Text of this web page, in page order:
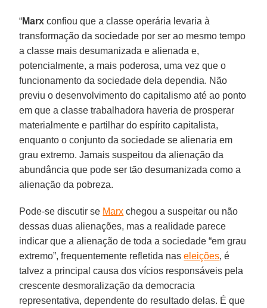
“Marx confiou que a classe operária levaria à
transformação da sociedade por ser ao mesmo tempo
a classe mais desumanizada e alienada e,
potencialmente, a mais poderosa, uma vez que o
funcionamento da sociedade dela dependia. Não
previu o desenvolvimento do capitalismo até ao ponto
em que a classe trabalhadora haveria de prosperar
materialmente e partilhar do espírito capitalista,
enquanto o conjunto da sociedade se alienaria em
grau extremo. Jamais suspeitou da alienação da
abundância que pode ser tão desumanizada como a
alienação da pobreza.
Pode-se discutir se Marx chegou a suspeitar ou não
dessas duas alienações, mas a realidade parece
indicar que a alienação de toda a sociedade “em grau
extremo”, frequentemente refletida naseleições, é
talvez a principal causa dos vícios responsáveis pela
crescente desmoralização da democracia
representativa, dependente do resultado delas. É que